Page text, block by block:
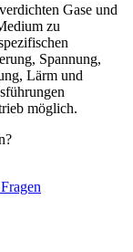
Gase und
zu
Spannung,
Lärm und
möglich.